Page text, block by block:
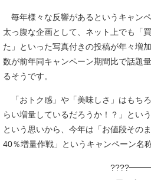
毎年様々な反響があるというキャン
太っ腹な企画として、ネット上でも「
た」といった写真付きの投稿が年々増
数が前年同キャンペーン期間比で話題
るそうです。
「おトク感」や「美味しさ」はもち
らい増量しているだろうか！？」とい
という思いから、今年は「お値段その
40％増量作戦」というキャンペーン名